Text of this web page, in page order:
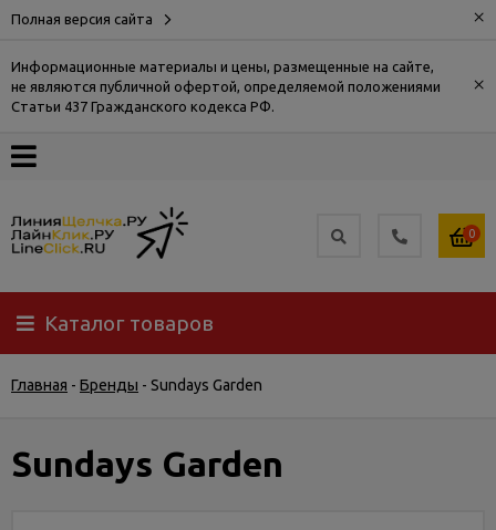
Полная версия сайта ×
Информационные материалы и цены, размещенные на сайте,
не являются публичной офертой, определяемой положениями
Статьи 437 Гражданского кодекса РФ.
×
О
Доставка
Самовывоз
Гарантия
0
Каталог товаров
Главная - Бренды - Sundays Garden
Sundays Garden